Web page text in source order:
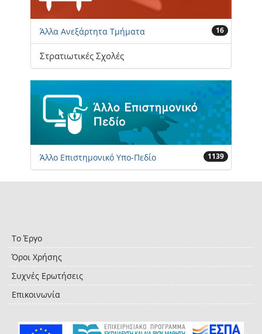
Άλλα Ανεξάρτητα Τμήματα 16
Στρατιωτικές Σχολές
Άλλο Επιστημονικό Υπο-Πεδίο 1139
Το Έργο
Όροι Χρήσης
Συχνές Ερωτήσεις
Επικοινωνία